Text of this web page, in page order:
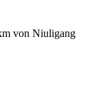
von Niuligang